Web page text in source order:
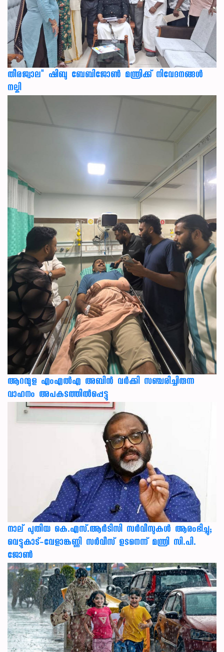
തീരജ്വാല" ഷിബു ബേബിജോൺ മന്ത്രിക്ക് നിവേദനങ്ങള്‍
നല്കി
ആറന്മുള എംഎൽഎ അബിൻ വർക്കി സഞ്ചരിച്ചിരുന്ന
വാഹനം അപകടത്തിൽപ്പെട്ടു
നാല് പുതിയ കെ.എസ്.ആർടിസി സർവീസുകൾ ആരംഭിച്ചു;
വെട്ടുകാട്-വേളാങ്കണ്ണി സർവീസ് ഉടനെന്ന് മന്ത്രി സി.പി.
ജോൺ